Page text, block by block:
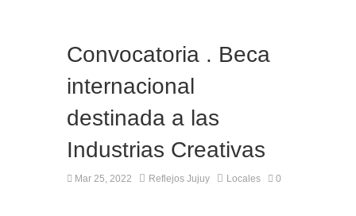
Convocatoria . Beca
internacional
destinada a las
Industrias Creativas
Mar 25, 2022 Reflejos Jujuy Locales 0